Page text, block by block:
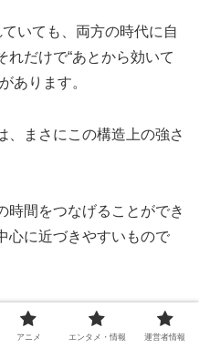
いても、両方の時代に自
だけで“あとから効いて
あります。
、まさにこの構造上の強さ
時間をつなげることができ
心に近づきやすいもので
件をすでに満たしていま
アニメ エンタメ・情報 運営者情報